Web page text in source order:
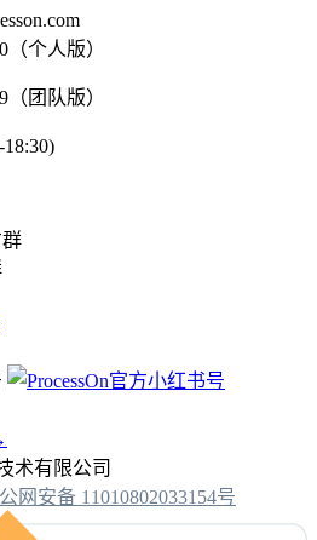
（个人版）
（团队版）
术有限公司
网安备 11010802033154号